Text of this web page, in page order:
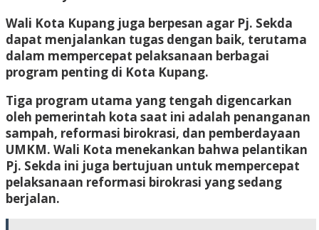
Wali Kota Kupang juga berpesan agar Pj. Sekda
dapat menjalankan tugas dengan baik, terutama
dalam mempercepat pelaksanaan berbagai
program penting di Kota Kupang.
Tiga program utama yang tengah digencarkan
oleh pemerintah kota saat ini adalah penanganan
sampah, reformasi birokrasi, dan pemberdayaan
UMKM. Wali Kota menekankan bahwa pelantikan
Pj. Sekda ini juga bertujuan untuk mempercepat
pelaksanaan reformasi birokrasi yang sedang
berjalan.